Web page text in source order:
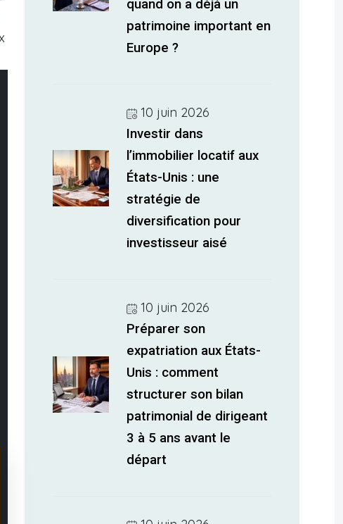
quand on a déjà un
patrimoine important en
Europe ?
10 juin 2026
Investir dans
l’immobilier locatif aux
États-Unis : une
stratégie de
diversification pour
investisseur aisé
10 juin 2026
Préparer son
expatriation aux États-
Unis : comment
structurer son bilan
patrimonial de dirigeant
3 à 5 ans avant le
départ